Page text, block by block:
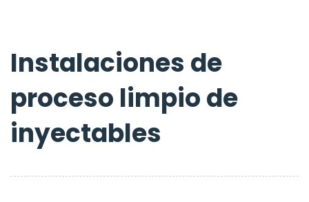
Instalaciones de
proceso limpio de
inyectables